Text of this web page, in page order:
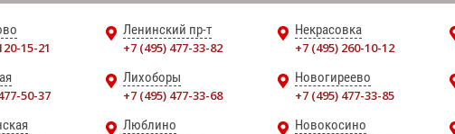
15-21
Ленинский пр-т
+7 (495) 477-33-82
Некрасовка
+7 (495) 260-10-12
50-37
Лихоборы
+7 (495) 477-33-68
Новогиреево
+7 (495) 477-33-85
Люблино
Новокосино